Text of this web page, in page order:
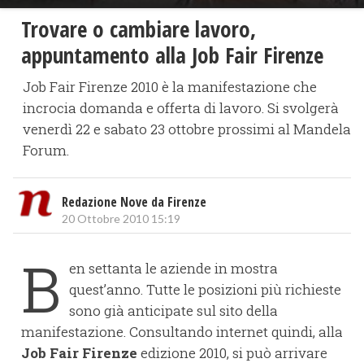
Trovare o cambiare lavoro,
appuntamento alla Job Fair Firenze
Job Fair Firenze 2010 è la manifestazione che
incrocia domanda e offerta di lavoro. Si svolgerà
venerdì 22 e sabato 23 ottobre prossimi al Mandela
Forum.
Redazione Nove da Firenze
20 Ottobre 2010 15:19
B en settanta le aziende in mostra
quest’anno. Tutte le posizioni più richieste
sono già anticipate sul sito della
manifestazione. Consultando internet quindi, alla
Job Fair Firenze edizione 2010, si può arrivare